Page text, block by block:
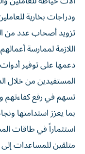
ودراجات بخارية
تزويد أصحاب عدد من
اللازمة لممارسة
دعمها على توفير
المستفيدين من خلال
تسهم في رفع كفاءتهم
بما يعزز استدامتها
استثماراً في طاقات
متلقين للمساعدات